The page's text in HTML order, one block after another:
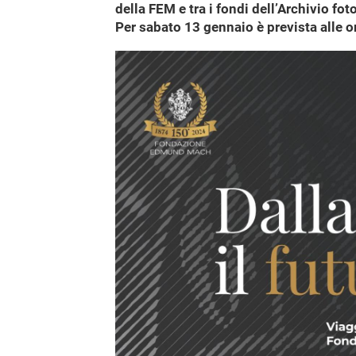
della FEM e tra i fondi dell’Archivio
Per sabato 13 gennaio è prevista alle